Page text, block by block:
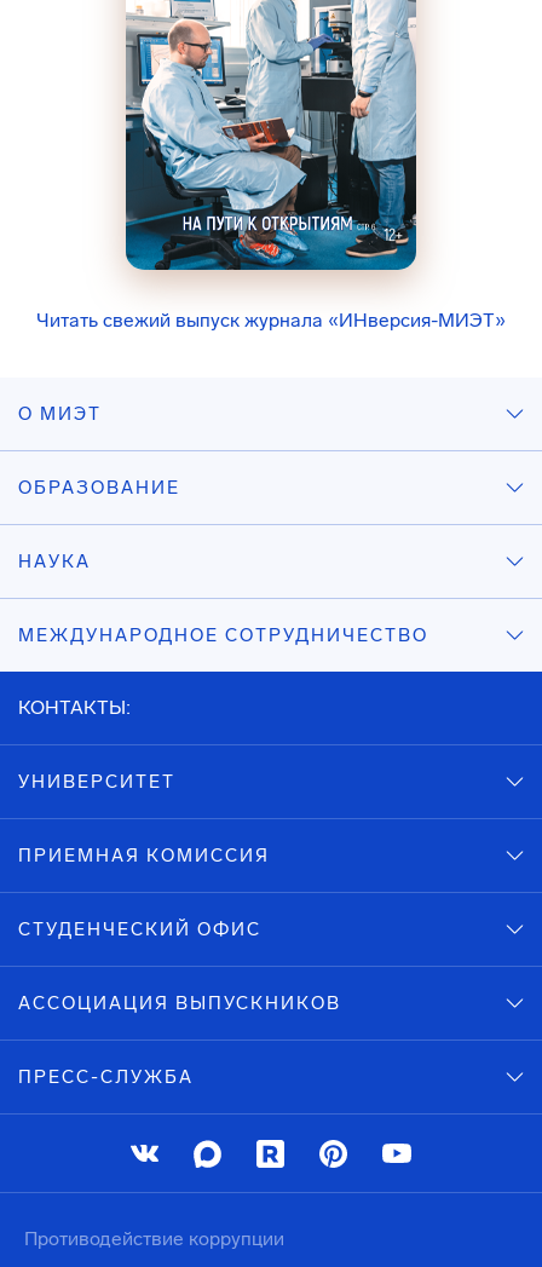
Читать свежий выпуск журнала «ИНверсия-МИЭТ»
О МИЭТ
ОБРАЗОВАНИЕ
НАУКА
МЕЖДУНАРОДНОЕ СОТРУДНИЧЕСТВО
КОНТАКТЫ:
УНИВЕРСИТЕТ
ПРИЕМНАЯ КОМИССИЯ
СТУДЕНЧЕСКИЙ ОФИС
АССОЦИАЦИЯ ВЫПУСКНИКОВ
ПРЕСС-СЛУЖБА
Противодействие коррупции